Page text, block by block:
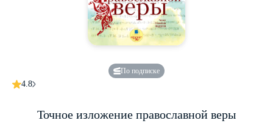
По подписке
4.8
Точное изложение православной веры